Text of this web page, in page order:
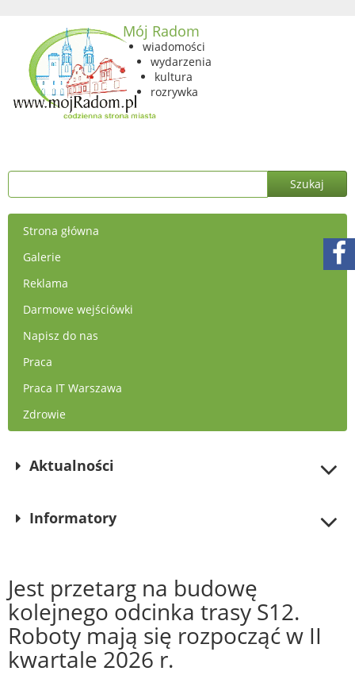
Mój Radom
wiadomości
wydarzenia
kultura
rozrywka
Strona główna
Galerie
Reklama
Darmowe wejściówki
Napisz do nas
Praca
Praca IT Warszawa
Zdrowie
Aktualności
Informatory
Jest przetarg na budowę
kolejnego odcinka trasy S12.
Roboty mają się rozpocząć w II
kwartale 2026 r.